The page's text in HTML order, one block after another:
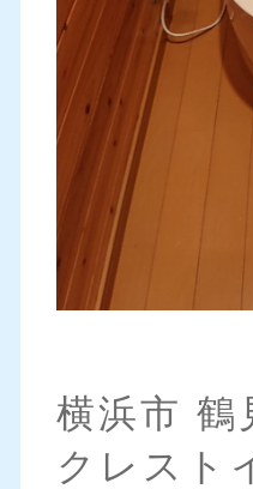
横浜市 鶴
クレスト